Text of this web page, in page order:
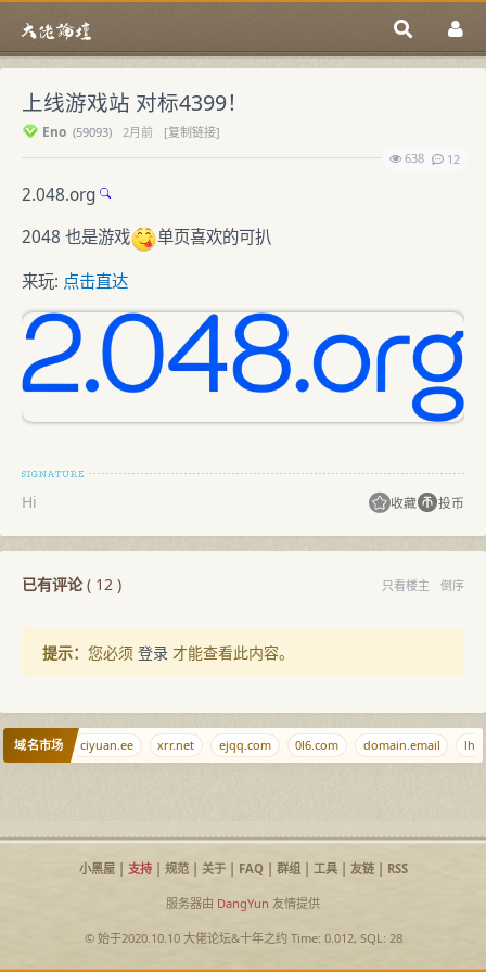
上线游戏站 对标4399！
Eno (59093) 2月前
[复制链接]
638
12
2.048.org
2048 也是游戏
单页喜欢的可扒
来玩: 点击直达
Hi 收藏 投币
已有评论( 12 ) 只看楼主 倒序
提示： 您必须 登录 才能查看此内容。
域名市场 ciyuan.ee xrr.net ejqq.com 0l6.com domain.email
小黑屋| 支持| 规范| 关于| FAQ| 群组| 工具| 友链| RSS
服务器由 DangYun 友情提供
© 始于2020.10.10 大佬论坛&十年之约Time: 0.012, SQL: 28